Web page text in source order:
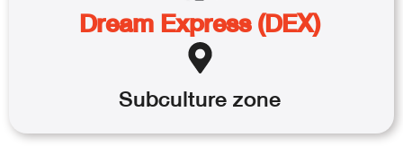
Dream Express (DEX)
Subculturezone